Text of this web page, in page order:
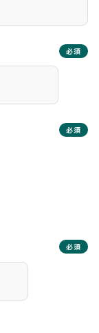
必須
必須
必須